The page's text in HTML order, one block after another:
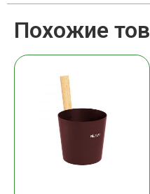
Похожие